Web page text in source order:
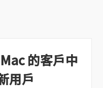
的客戶中
用戶